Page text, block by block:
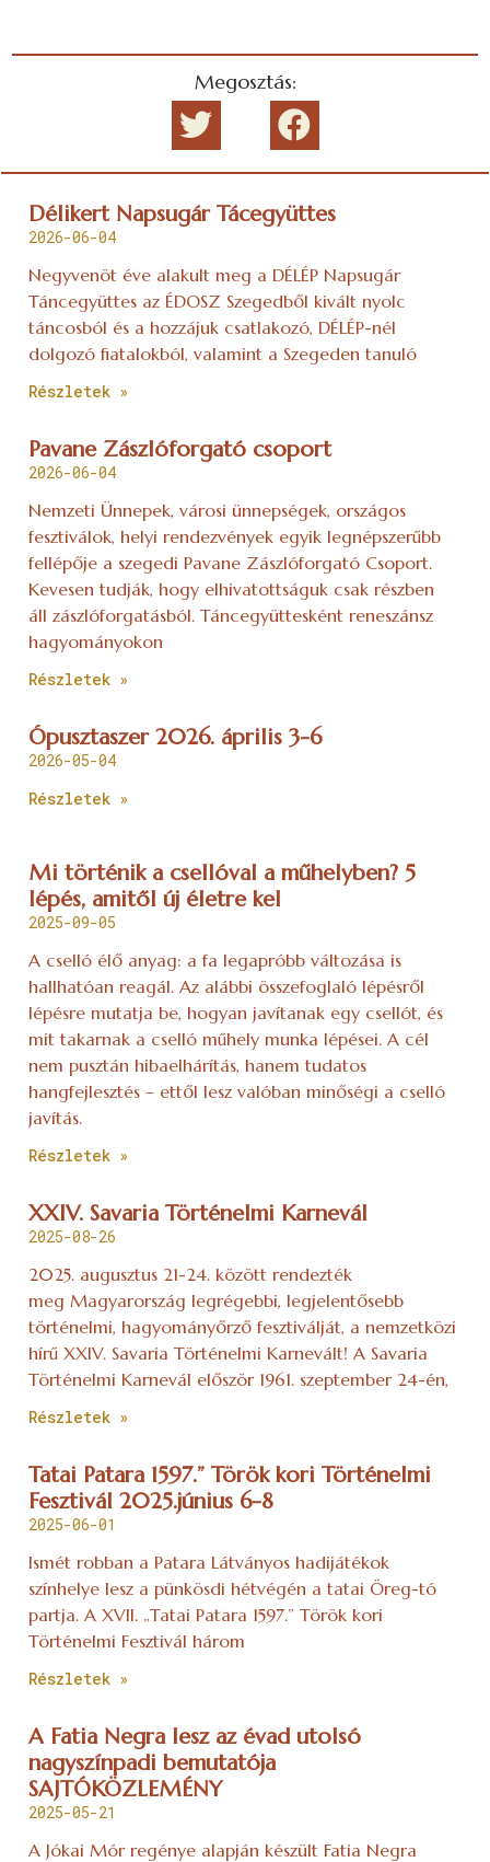
Megosztás:
Délikert Napsugár Tácegyüttes
2026-06-04
Negyvenöt éve alakult meg a DÉLÉP Napsugár
Táncegyüttes az ÉDOSZ Szegedből kivált nyolc
táncosból és a hozzájuk csatlakozó, DÉLÉP-nél
dolgozó fiatalokból, valamint a Szegeden tanuló
Részletek »
Pavane Zászlóforgató csoport
2026-06-04
Nemzeti Ünnepek, városi ünnepségek, országos
fesztiválok, helyi rendezvények egyik legnépszerűbb
fellépője a szegedi Pavane Zászlóforgató Csoport.
Kevesen tudják, hogy elhivatottságuk csak részben
áll zászlóforgatásból. Táncegyüttesként reneszánsz
hagyományokon
Részletek »
Ópusztaszer 2026. április 3-6
2026-05-04
Részletek »
Mi történik a csellóval a műhelyben? 5
lépés, amitől új életre kel
2025-09-05
A cselló élő anyag: a fa legapróbb változása is
hallhatóan reagál. Az alábbi összefoglaló lépésről
lépésre mutatja be, hogyan javítanak egy csellót, és
mit takarnak a cselló műhely munka lépései. A cél
nem pusztán hibaelhárítás, hanem tudatos
hangfejlesztés – ettől lesz valóban minőségi a cselló
javítás.
Részletek »
XXIV. Savaria Történelmi Karnevál
2025-08-26
2025. augusztus 21-24. között rendezték
meg Magyarország legrégebbi, legjelentősebb
történelmi, hagyományőrző fesztiválját, a nemzetközi
hírű XXIV. Savaria Történelmi Karnevált! A Savaria
Történelmi Karnevál először 1961. szeptember 24-én,
Részletek »
Tatai Patara 1597.” Török kori Történelmi
Fesztivál 2025.június 6-8
2025-06-01
Ismét robban a Patara Látványos hadijátékok
színhelye lesz a pünkösdi hétvégén a tatai Öreg-tó
partja. A XVII. „Tatai Patara 1597.” Török kori
Történelmi Fesztivál három
Részletek »
A Fatia Negra lesz az évad utolsó
nagyszínpadi bemutatója
SAJTÓKÖZLEMÉNY
2025-05-21
A Jókai Mór regénye alapján készült Fatia Negra